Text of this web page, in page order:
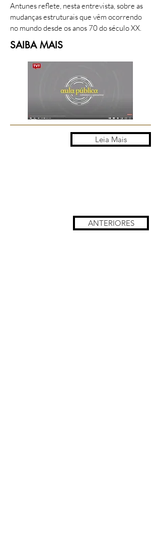
Antunes reflete, nesta entrevista, sobre as
mudanças estruturais que vêm ocorrendo
no mundo desde os anos 70 do século XX.
SAIBA MAIS
Leia Mais
ANTERIORES